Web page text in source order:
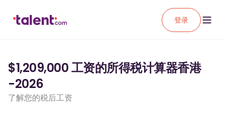
登录
$1,209,000 工资的所得税计算器香港
-2026
了解您的税后工资